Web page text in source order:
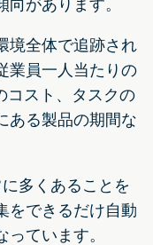
があります。
境全体で追跡され
業員一人当たりの
コスト、タスクの
ある製品の期間な
多くあることを
をできるだけ自動
ています。